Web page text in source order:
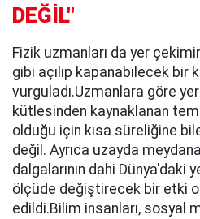
DEĞİL"
Fizik uzmanları da yer
gibi açılıp kapanabilecek bir
vurguladı.Uzmanlara göre
kütlesinden kaynaklanan
olduğu için kısa süreliğine
değil. Ayrıca uzayda
dalgalarının dahi Dünya'daki
ölçüde değiştirecek bir etki
edildi.Bilim insanları, sosyal